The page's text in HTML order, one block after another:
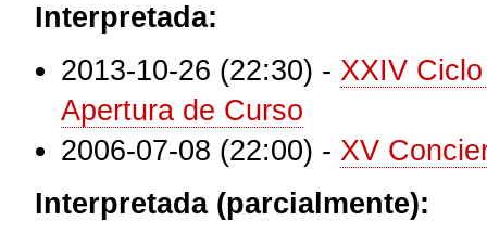
Interpretada:
2013-10-26 (22:30) - XXIV
Apertura de Curso
2006-07-08 (22:00) - XV
Interpretada (parcialmente):